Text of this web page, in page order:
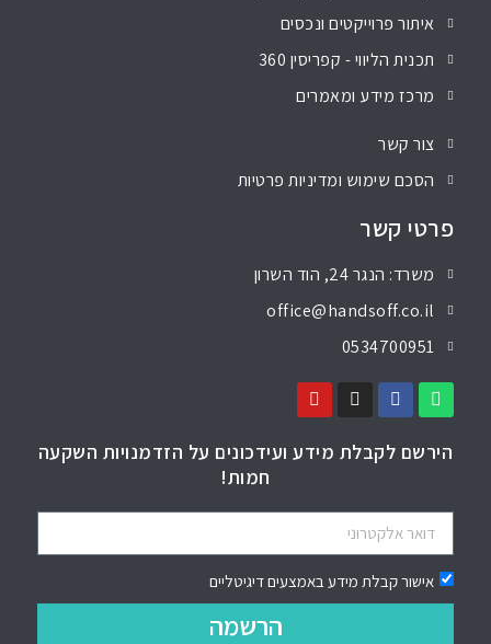
איתור פרוייקטים ונכסים
תכנית הליווי - קפריסין 360
מרכז מידע ומאמרים
צור קשר
הסכם שימוש ומדיניות פרטיות
פרטי קשר
משרד: הנגר 24, הוד השרון
office@handsoff.co.il
0534700951
הירשם לקבלת מידע ועידכונים על הזדמנויות השקעה
חמות!
אישור קבלת מידע באמצעים דיגיטליים
הרשמה